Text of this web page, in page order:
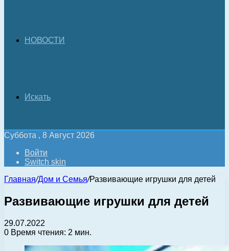
НОВОСТИ
Искать
Суббота , 8 Август 2026
Войти
Switch skin
Главная/Дом и Семья/Развивающие игрушки для детей
Развивающие игрушки для детей
29.07.2022
0 Время чтения: 2 мин.